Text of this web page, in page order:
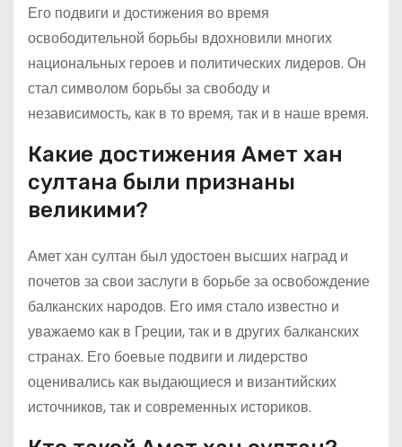
Его подвиги и достижения во время
освободительной борьбы вдохновили многих
национальных героев и политических лидеров. Он
стал символом борьбы за свободу и
независимость, как в то время, так и в наше время.
Какие достижения Амет хан
султана были признаны
великими?
Амет хан султан был удостоен высших наград и
почетов за свои заслуги в борьбе за освобождение
балканских народов. Его имя стало известно и
уважаемо как в Греции, так и в других балканских
странах. Его боевые подвиги и лидерство
оценивались как выдающиеся и византийских
источников, так и современных историков.